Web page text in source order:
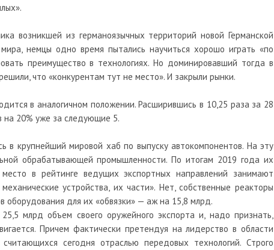
возникшей из германоязычных территорий новой Германской
немцы одно время пытались научиться хорошо играть «по
преимущество в технологиях. Но доминировавший тогда в
что «конкурентам тут не место». И закрыли рынки.
в аналогичном положении. Расширившись в 10,25 раза за 28
на 20% уже за следующие 5.
в крупнейший мировой хаб по выпуску автокомпонентов. На эту
обрабатывающей промышленности. По итогам 2019 года их
в рейтинге ведущих экспортных направлений занимают
устройства, их части». Нет, собственные реакторы
оборудования для их «обвязки» — аж на 15,8 млрд.
млрд объем своего оружейного экспорта и, надо признать,
Причем фактически претендуя на лидерство в области
сегодня отраслью передовых технологий. Строго